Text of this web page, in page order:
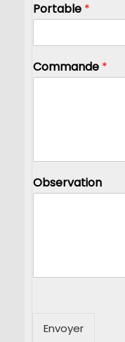
Portable *
Commande *
Observation
Envoyer